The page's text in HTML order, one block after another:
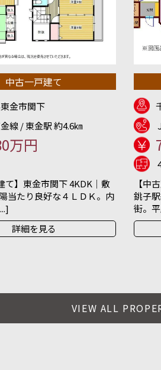
中古一戸建て
金市関下
線 / 東金駅 約4.6㎞
万円
て】東金市関下 4KDK｜敷
当たり良好な４ＬＤＫ。内
詳細を見る
【中
銚子
街。
VIEW ALL